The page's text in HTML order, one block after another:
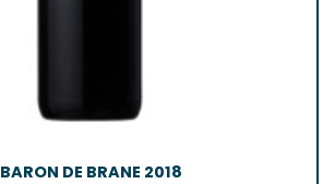
BARON DE BRANE 2018